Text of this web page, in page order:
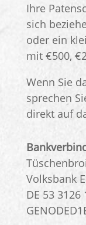
Ihre
sich
oder ein
mit €500,
Wenn Sie
sprechen
direkt auf
Volksbank
DE 53 3126